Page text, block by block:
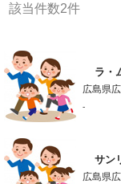
該当件数2件
ラ・
広島県
-
サン
広島県